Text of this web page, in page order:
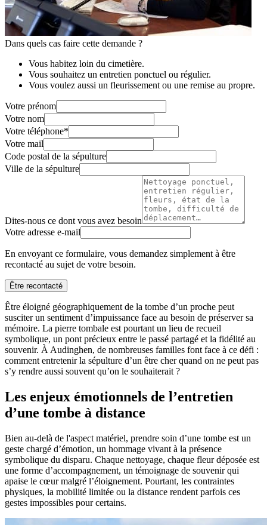
Dans quels cas faire cette demande ?
Vous habitez loin du cimetière.
Vous souhaitez un entretien ponctuel ou régulier.
Vous voulez aussi un fleurissement ou une remise au propre.
Votre prénom
Votre nom
Votre téléphone*
Votre mail
Code postal de la sépulture
Ville de la sépulture
Dites-nous ce dont vous avez besoin
Votre adresse e-mail
En envoyant ce formulaire, vous demandez simplement à être
recontacté au sujet de votre besoin.
Être recontacté
Être éloigné géographiquement de la tombe d’un proche peut
susciter un sentiment d’impuissance face au besoin de préserver sa
mémoire. La pierre tombale est pourtant un lieu de recueil
symbolique, un pont précieux entre le passé partagé et la fidélité au
souvenir. À Audinghen, de nombreuses familles font face à ce défi :
comment entretenir la sépulture d’un être cher quand on ne peut pas
s’y rendre aussi souvent qu’on le souhaiterait ?
Les enjeux émotionnels de l’entretien
d’une tombe à distance
Bien au-delà de l'aspect matériel, prendre soin d’une tombe est un
geste chargé d’émotion, un hommage vivant à la présence
symbolique du disparu. Chaque nettoyage, chaque fleur déposée est
une forme d’accompagnement, un témoignage de souvenir qui
apaise le cœur malgré l’éloignement. Pourtant, les contraintes
physiques, la mobilité limitée ou la distance rendent parfois ces
gestes impossibles pour certains.